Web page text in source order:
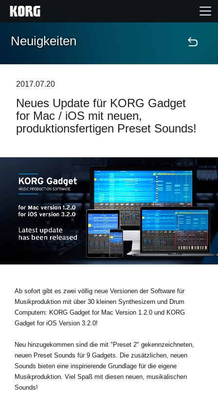
Home
Extras
Events
Support
Händlersuche
Shop
Neuigkeiten
Social Media
Über KORG
Neuigkeiten
2017.07.20
Neues Update für KORG Gadget
for Mac / iOS mit neuen,
produktionsfertigen Preset Sounds!
Ab sofort gibt es zwei völlig neue Versionen der Software für
Musikproduktion mit über 30 kleinen Synthesizern und Drum
Computern: KORG Gadget for Mac Version 1.2.0 und KORG
Gadget for iOS Version 3.2.0!
Neu hinzugekommen sind die mit "Preset 2" gekennzeichneten,
neuen Preset Sounds für 9 Gadgets . Die zusätzlichen, neuen
Sounds bieten eine inspirierende Grundlage für die eigene
Musikproduktion. Viel Spaß mit diesen neuen, musikalischen
Sounds!